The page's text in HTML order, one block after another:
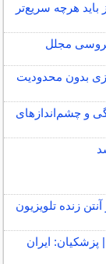
باید هرچه سریع‌تر
عروسی مجلل
بدون محدودیت
و چشم‌اندازهای
آنتن زنده تلویزیون
پزشکیان: ایران